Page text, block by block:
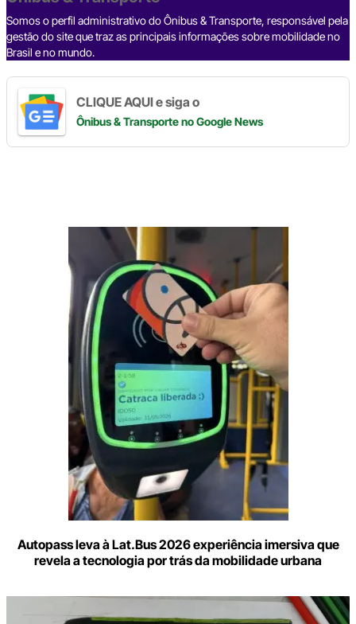
k
Somos o perfil administrativo do Ônibus & Transporte, responsável pela
gestão do site que traz as principais informações sobre mobilidade no
Brasil e no mundo.
CLIQUE AQUI e siga o
Ônibus & Transporteno Google News
Autopass leva à Lat.Bus 2026 experiência imersiva que
revela a tecnologia por trás da mobilidade urbana